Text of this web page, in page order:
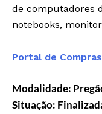
de computadores
notebooks,
Portal de
Modalidade:
Situação: